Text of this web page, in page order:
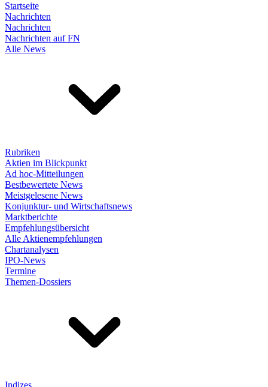
Startseite
Nachrichten
Nachrichten
Nachrichten auf FN
Alle News
Rubriken
Aktien im Blickpunkt
Ad hoc-Mitteilungen
Bestbewertete News
Meistgelesene News
Konjunktur- und Wirtschaftsnews
Marktberichte
Empfehlungsübersicht
Alle Aktienempfehlungen
Chartanalysen
IPO-News
Termine
Themen-Dossiers
Indizes